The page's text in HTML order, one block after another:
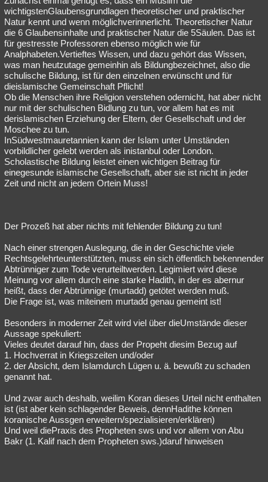
wichtigstenGlaubensgrundlagen theoretischer und praktischer
Natur kennt und wenn möglichverinnerlicht. Theoretischer Natur
die 6 Glaubensinhalte und praktischer Natur die 5Säulen. Das ist
für gestresste Professoren ebenso möglich wie für
Analphabeten.Vertieftes Wissen, und dazu gehört das Wissen,
was man heutzutage gemeinhin als Bildungbezeichnet, also die
schulische Bildung, ist für den einzelnen erwünscht und für
dieislamische Gemeinschaft Pflicht!
Ob die Menschen ihre Religion verstehen odernicht, hat aber nicht
nur mit der schulischen Bidlung zu tun, vor allem hat es mit
derislamischen Erziehung der Eltern, der Gesellschaft und der
Moschee zu tun.
InSüdwestmauretannien kann der Islam unter Umständen
vorbildlicher gelebt werden als inistanbul oder London.
Scholastische Bildung leistet einen wichtigen Beitrag für
einegesunde islamische Gesellschaft, aber sie ist nicht in jeder
Zeit und nicht an jedem Ortein Muss!
Der Prozeß hat aber nichts mit fehlender Bildung zu tun!
Nach einer strengen Auslegung, die in der Geschichte viele
Rechtsgelehrteunterstützten, muss ein sich öffentlich bekennender
Abtrünniger zum Tode verurteiltwerden. Legimiert wird diese
Meinung vor allem durch eine starke Hadith, in der es abernur
heißt, dass der Abtrünnige (murtadd) getötet werden muß.
Die Frage ist, was miteinem murtadd genau gemeint ist!
Besonders in moderner Zeit wird viel über dieUmstände dieser
Aussage spekuliert:
Vieles deutet darauf hin, dass der Propeht diesim Bezug auf
1. Hochverrat in Kriegszeiten und/oder
2. der Absicht, dem Islamdurch Lügen u. ä. bewußt zu schaden
genannt hat.
Und zwar auch deshalb, weilim Koran dieses Urteil nicht enthalten
ist (ist aber kein schlagender Beweis, dennHadithe können
koranische Aussgen erweitern/spezialisieren/erklären)
Und weil diePraxis des Propheten sws und vor allem von Abu
Bakr (1. Kalif nach dem Propheten sws.)daruf hinweisen